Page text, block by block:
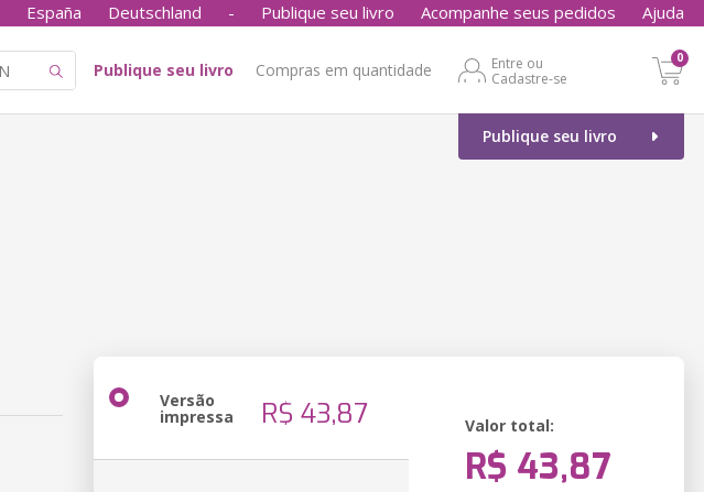
España Deutschland - Publique seu livro Acompanhe seus pedidos Ajuda
Publique seu livro Compras em quantidade
Entre ou
Cadastre-se
0
Publique seu livro
Versão
impressa R$ 43,87 Valor total:
R$ 43,87